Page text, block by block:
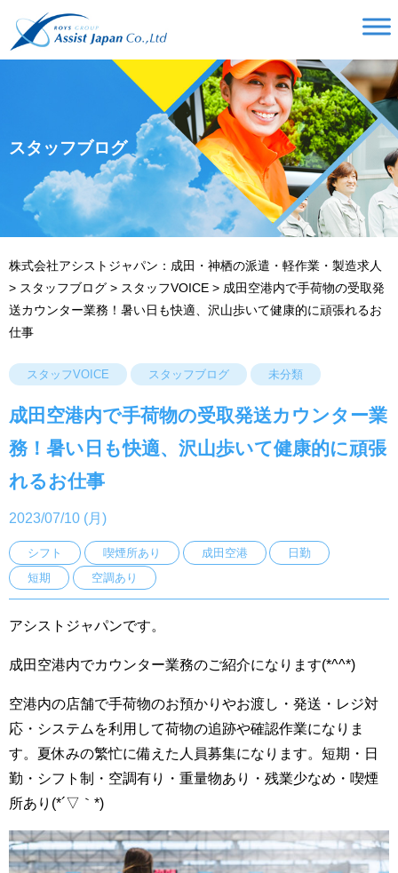
スタッフブログ
株式会社アシストジャパン：成田・神栖の派遣・軽作業・製造求人
> スタッフブログ > スタッフVOICE > 成田空港内で手荷物の受取発
送カウンター業務！暑い日も快適、沢山歩いて健康的に頑張れるお
仕事
スタッフVOICE スタッフブログ 未分類
成田空港内で手荷物の受取発送カウンター業
務！暑い日も快適、沢山歩いて健康的に頑張
れるお仕事
2023/07/10 (月)
シフト 喫煙所あり 成田空港
日勤
短期
空調あり
アシストジャパンです。
成田空港内でカウンター業務のご紹介になります(*^^*)
空港内の店舗で手荷物のお預かりやお渡し・発送・レジ対
応・システムを利用して荷物の追跡や確認作業になりま
す。夏休みの繁忙に備えた人員募集になります。短期・日
勤・シフト制・空調有り・重量物あり・残業少なめ・喫煙
所あり(*´▽｀*)